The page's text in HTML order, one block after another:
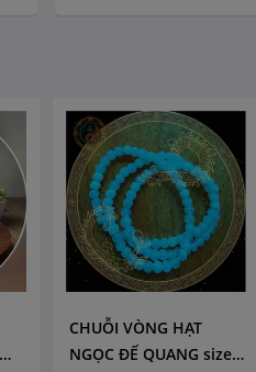
CHUỖI VÒNG HẠT
NGỌC ĐẾ QUANG size